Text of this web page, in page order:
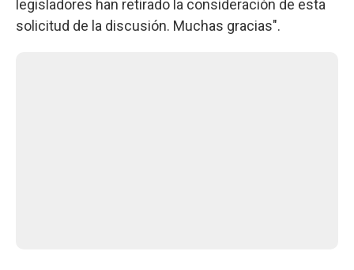
legisladores han retirado la consideración de esta
solicitud de la discusión. Muchas gracias".